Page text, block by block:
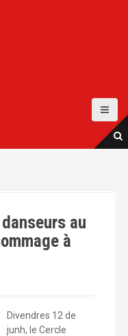
au
à
Divendres 12 de
junh, le Cercle